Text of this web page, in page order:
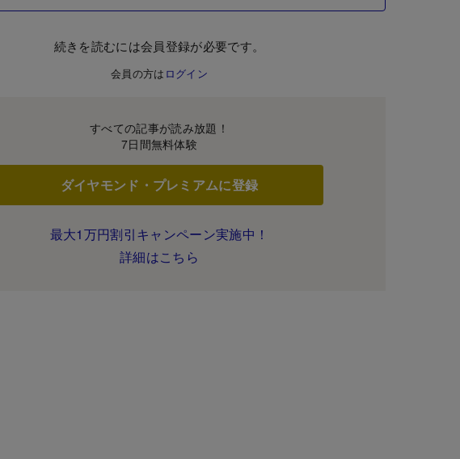
続きを読むには会員登録が必要です。
会員の方は ログイン
すべての記事が読み放題！
7日間無料体験
ダイヤモンド・プレミアムに登録
最大1万円割引キャンペーン実施中！
詳細はこちら